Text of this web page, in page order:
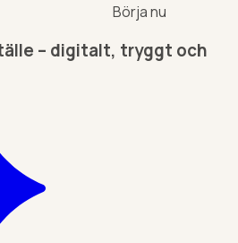
Börja nu
– digitalt, tryggt och